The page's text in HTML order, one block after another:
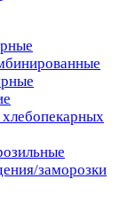
заморозки